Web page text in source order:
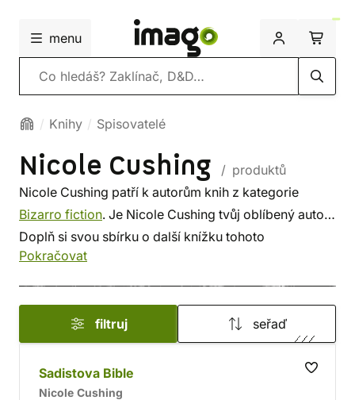
menu
Vyhledávání
Knihy Spisovatelé
Nicole Cushing
/ produktů
Nicole Cushing patří k autorům knih z kategorie
Bizarro fiction. Je Nicole Cushing tvůj oblíbený autor?
Doplň si svou sbírku o další knížku tohoto
spisovatele, nebo si prohlédni
někdo podle autora. U nás si vybereš z méně
známých i z těch proslulých. ✔️ Nabízíme levnou
dopravu, rychlé dodání a bezpečný nákup!
Pokračovat
filtruj seřaď
Sadistova Bible
Nicole Cushing